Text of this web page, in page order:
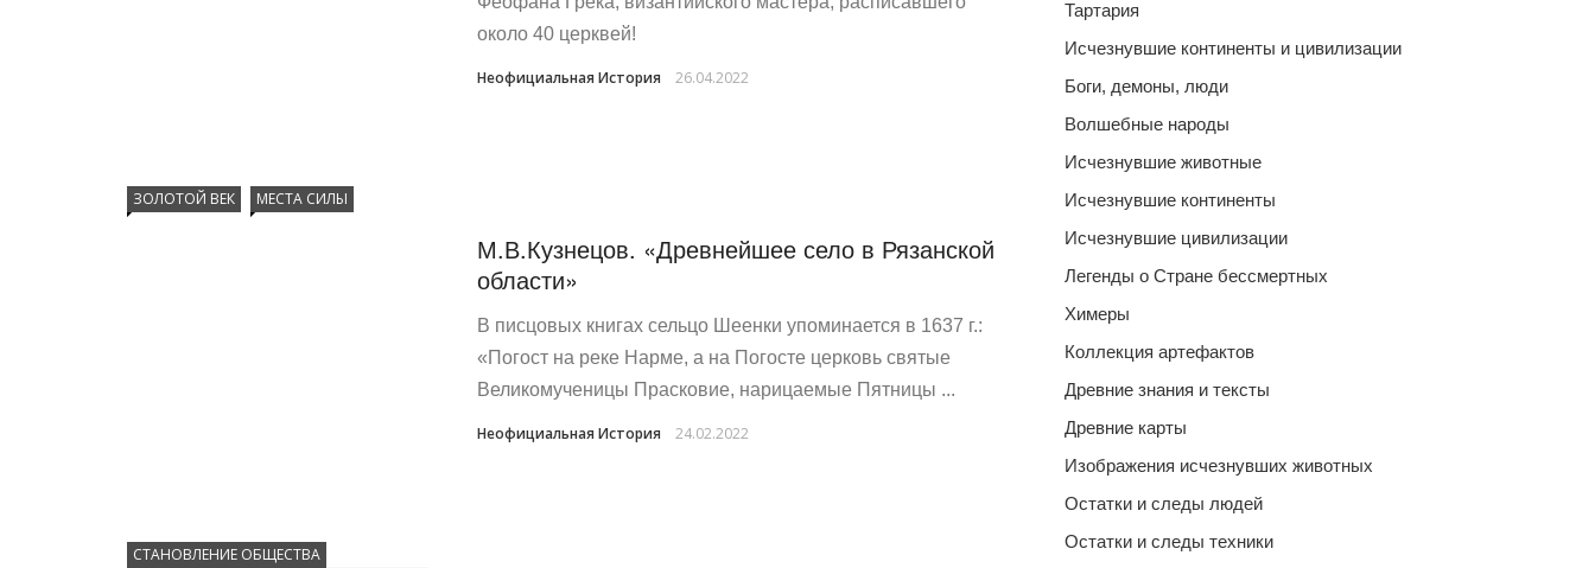
около 40 церквей!
Неофициальная История 26.04.2022
ЗОЛОТОЙ ВЕК МЕСТА СИЛЫ
М.В.Кузнецов. «Древнейшее село в Рязанской
области»
В писцовых книгах сельцо Шеенки упоминается в 1637 г.:
«Погост на реке Нарме, а на Погосте церковь святые
Великомученицы Прасковие, нарицаемые Пятницы ...
Неофициальная История 24.02.2022
СТАНОВЛЕНИЕ ОБЩЕСТВА
Тартария
Исчезнувшие континенты и цивилизации
Боги, демоны, люди
Волшебные народы
Исчезнувшие животные
Исчезнувшие континенты
Исчезнувшие цивилизации
Легенды о Стране бессмертных
Химеры
Коллекция артефактов
Древние знания и тексты
Древние карты
Изображения исчезнувших животных
Остатки и следы людей
Остатки и следы техники